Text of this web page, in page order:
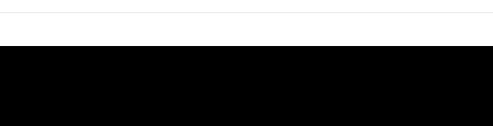
https://aftee.tw/terms/#terms3